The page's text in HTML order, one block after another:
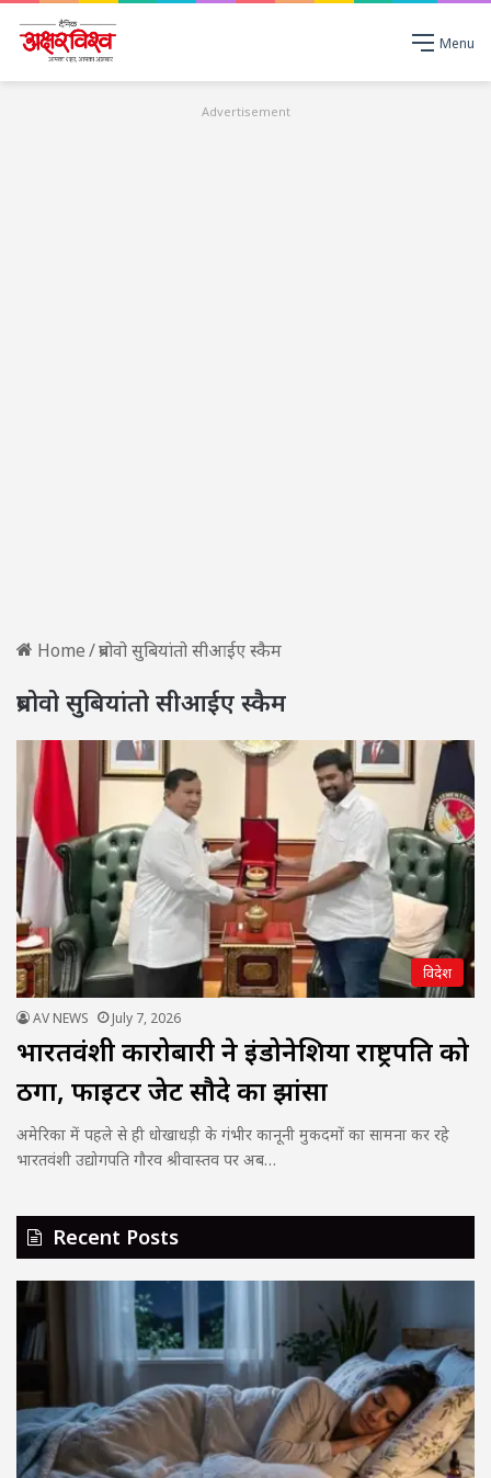
Menu
Advertisement
Home/प्रबोवो सुबियांतो सीआईए स्कैम
प्रबोवो सुबियांतो सीआईए स्कैम
विदेश
AV NEWS July 7, 2026
भारतवंशी कारोबारी ने इंडोनेशिया राष्ट्रपति को
ठगा, फाइटर जेट सौदे का झांसा
अमेरिका में पहले से ही धोखाधड़ी के गंभीर कानूनी मुकदमों का सामना कर रहे
भारतवंशी उद्योगपति गौरव श्रीवास्तव पर अब…
Recent Posts